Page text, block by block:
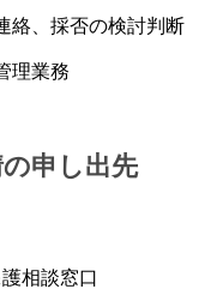
、採否の検討判断
業務
申し出先
相談窓口